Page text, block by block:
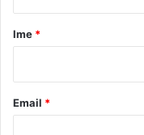
rIme *
Email *